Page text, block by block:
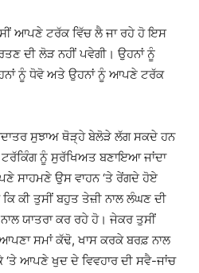
ਆਪਣੇ ਟਰੱਕ ਵਿੱਚ ਲੈ ਜਾ ਰਹੇ ਹੋ ਇਸ
ਦੀ ਲੋੜ ਨਹੀਂ ਪਵੇਗੀ। ਉਹਨਾਂ ਨੂੰ
ਨੂੰ ਧੋਵੋ ਅਤੇ ਉਹਨਾਂ ਨੂੰ ਆਪਣੇ ਟਰੱਕ
ਸੁਝਾਅ ਥੋੜ੍ਹੇ ਬੇਲੋੜੇ ਲੱਗ ਸਕਦੇ ਹਨ
ਨੂੰ ਸੁਰੱਖਿਅਤ ਬਣਾਇਆ ਜਾਂਦਾ
ਉਸ ਵਾਹਨ ‘ਤੇ ਰੇਂਗਦੇ ਹੋਏ
ਕੀ ਤੁਸੀਂ ਬਹੁਤ ਤੇਜ਼ੀ ਨਾਲ ਲੰਘਣ ਦੀ
ਯਾਤਰਾ ਕਰ ਰਹੇ ਹੋ। ਜੇਕਰ ਤੁਸੀਂ
ਸਮਾਂ ਕੱਢੋ, ਖਾਸ ਕਰਕੇ ਬਰਫ਼ ਨਾਲ
ਆਪਣੇ ਖੁਦ ਦੇ ਵਿਵਹਾਰ ਦੀ ਸਵੈ-ਜਾਂਚ